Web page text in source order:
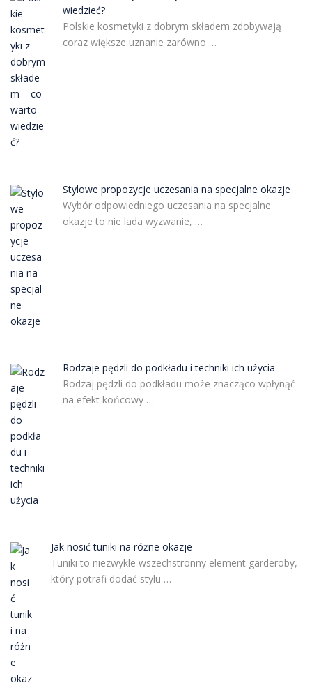
wiedzieć?
Polskie kosmetyki z dobrym składem zdobywają
coraz większe uznanie zarówno …
Stylowe propozycje uczesania na specjalne okazje
Wybór odpowiedniego uczesania na specjalne
okazje to nie lada wyzwanie, …
Rodzaje pędzli do podkładu i techniki ich użycia
Rodzaj pędzli do podkładu może znacząco wpłynąć
na efekt końcowy …
Jak nosić tuniki na różne okazje
Tuniki to niezwykle wszechstronny element garderoby,
który potrafi dodać stylu …